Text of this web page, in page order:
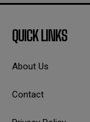
QUICK LINKS
About Us
Contact